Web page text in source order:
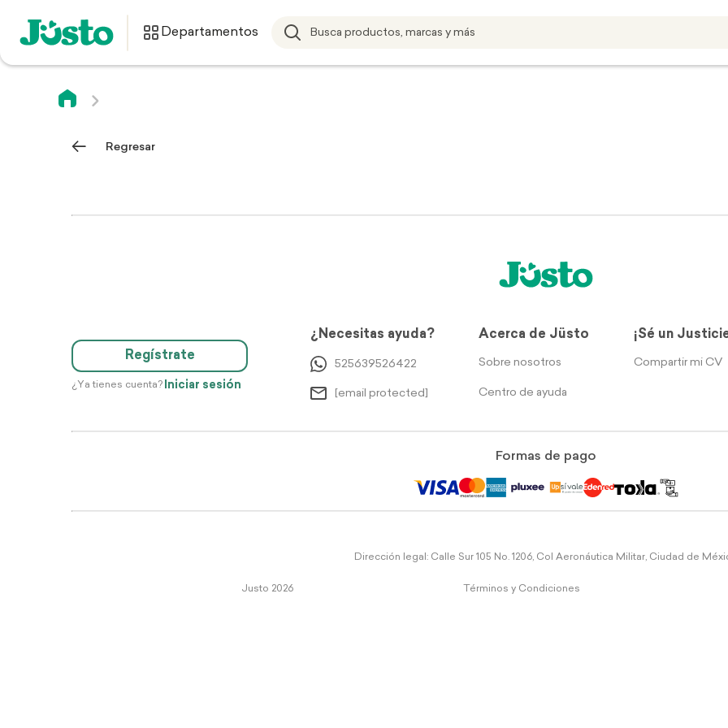
Departamentos
Regresar
Regístrate
¿Ya tienes cuenta? Iniciar sesión
¿Necesitas ayuda?
525639526422
[email protected]
Acerca de Jüsto
Sobre nosotros
Centro de ayuda
¡Sé un
Compartir mi CV
Formas de pago
Dirección legal: Calle Sur 105 No. 1206, Col Aeronáutica Militar, Ciudad de
Justo 2026 Términos y Condiciones